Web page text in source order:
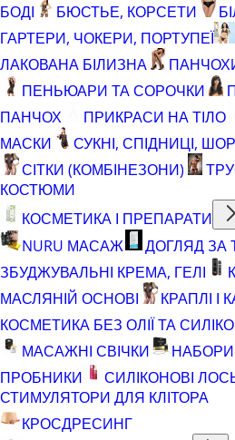
БОДІ
БЮСТЬЕ, КОРСЕТИ
ГАРТЕРИ, ЧОКЕРИ, ПОРТУПЕЇ
ЛАКОВАНА БІЛИЗНА
ПЕНЬЮАРИ ТА СОРОЧКИ
ПАНЧОХ
ПРИКРАСИ НА ТІЛО
МАСКИ
СУКНІ, СПІДНИЦІ,
СІТКИ (КОМБІНЕЗОНИ)
КОСТЮМИ
КОСМЕТИКА І ПРЕПАРАТИ
NURU МАСАЖ
ДОГЛЯД ЗА
ЗБУДЖУВАЛЬНІ КРЕМА, ГЕЛІ
МАСЛЯНІЙ ОСНОВІ
КРАПЛІ І
КОСМЕТИКА БЕЗ ОЛІЇ ТА
МАСАЖНІ СВІЧКИ
ПРОБНИКИ
СИЛІКОНОВІ
СТИМУЛЯТОРИ ДЛЯ КЛІТОРА
КРОСДРЕСИНГ